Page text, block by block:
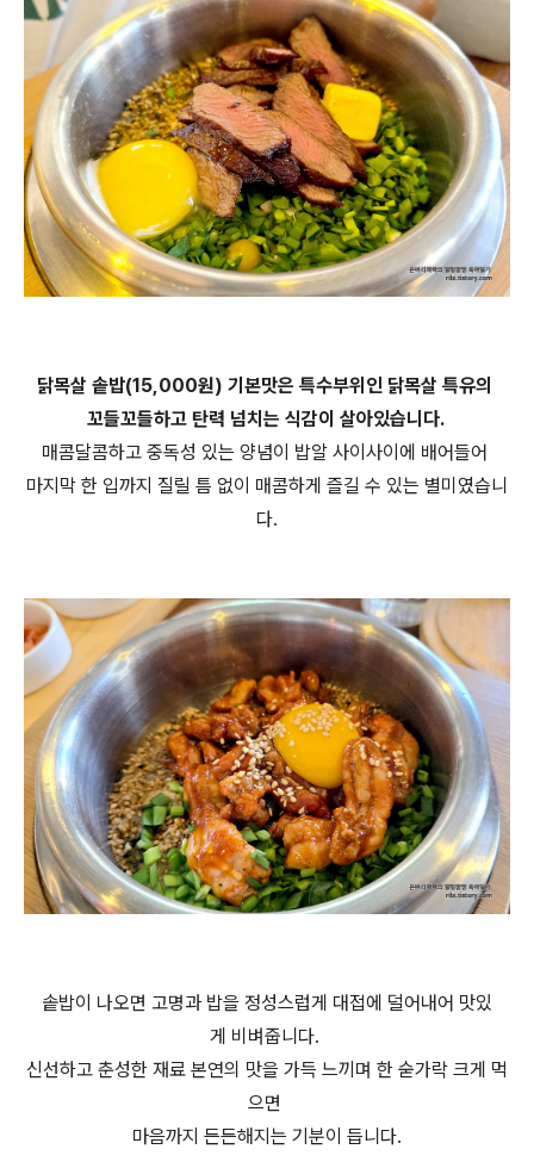
닭목살 솥밥(15,000원) 기본맛은 특수부위인 닭목살 특유의
꼬들꼬들하고 탄력 넘치는 식감이 살아있습니다.
매콤달콤하고 중독성 있는 양념이 밥알 사이사이에 배어들어
마지막 한 입까지 질릴 틈 없이 매콤하게 즐길 수 있는 별미였습니
다.
솥밥이 나오면 고명과 밥을 정성스럽게 대접에 덜어내어 맛있
게 비벼줍니다.
신선하고 춘성한 재료 본연의 맛을 가득 느끼며 한 숟가락 크게 먹
으면
마음까지 든든해지는 기분이 듭니다.